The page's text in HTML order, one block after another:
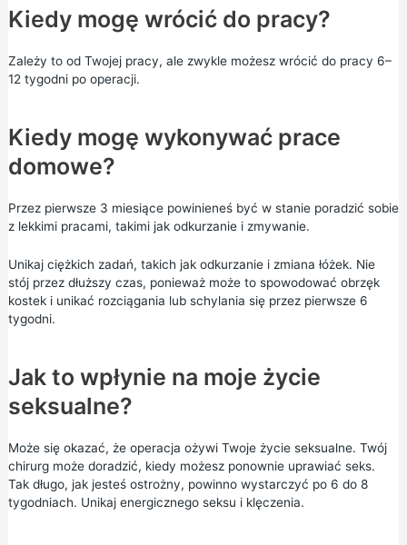
Kiedy mogę wrócić do pracy?
Zależy to od Twojej pracy, ale zwykle możesz wrócić do pracy 6–
12 tygodni po operacji.
Kiedy mogę wykonywać prace
domowe?
Przez pierwsze 3 miesiące powinieneś być w stanie poradzić sobie
z lekkimi pracami, takimi jak odkurzanie i zmywanie.
Unikaj ciężkich zadań, takich jak odkurzanie i zmiana łóżek. Nie
stój przez dłuższy czas, ponieważ może to spowodować obrzęk
kostek i unikać rozciągania lub schylania się przez pierwsze 6
tygodni.
Jak to wpłynie na moje życie
seksualne?
Może się okazać, że operacja ożywi Twoje życie seksualne. Twój
chirurg może doradzić, kiedy możesz ponownie uprawiać seks.
Tak długo, jak jesteś ostrożny, powinno wystarczyć po 6 do 8
tygodniach. Unikaj energicznego seksu i klęczenia.